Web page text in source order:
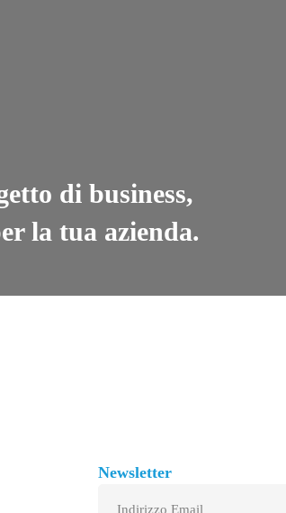
di business,
la tua azienda.
Newsletter